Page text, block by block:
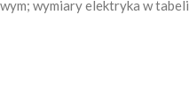
wymiary elektryka w tabeli